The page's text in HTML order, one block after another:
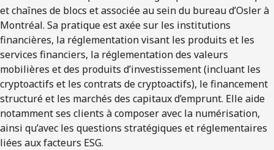
et chaînes de blocs et associée au sein du bureau d’Osler à
Montréal. Sa pratique est axée sur les institutions
financières, la réglementation visant les produits et les
services financiers, la réglementation des valeurs
mobilières et des produits d’investissement (incluant les
cryptoactifs et les contrats de cryptoactifs), le financement
structuré et les marchés des capitaux d’emprunt. Elle aide
notamment ses clients à composer avec la numérisation,
ainsi qu’avec les questions stratégiques et réglementaires
liées aux facteurs ESG.